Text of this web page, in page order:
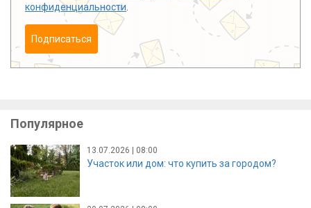
конфиденциальности.
Подписаться
Популярное
13.07.2026 | 08:00
Участок или дом: что купить за городом?